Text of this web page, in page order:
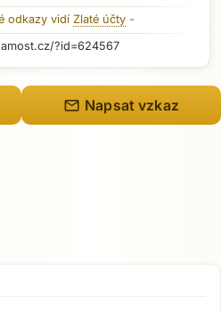
odkazy vidí Zlaté účty -
?id=624567
mail Napsat vzkaz